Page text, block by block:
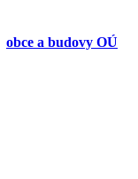
obce a budovy OÚ